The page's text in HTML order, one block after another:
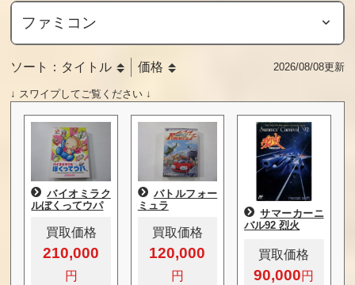
ソート： タイトル 価格 2026/08/08更新
↓ スワイプしてご覧ください ↓
バイオミラク
ルぼくってウパ
買取価格
210,000
バトルフォー
ミュラ
買取価格
120,000
サマーカーニ
バル92 烈火
買取価格
90,000